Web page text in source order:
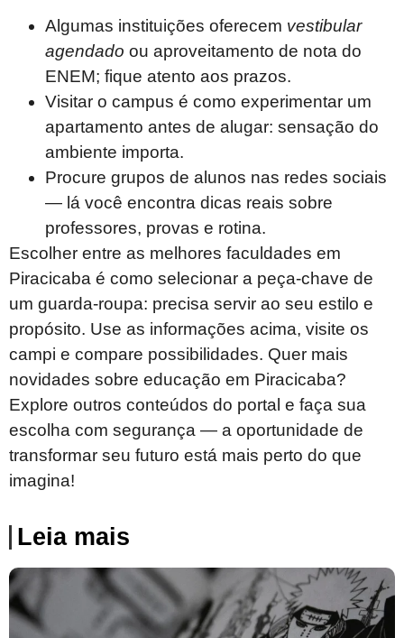
Algumas instituições oferecem vestibular
agendado ou aproveitamento de nota do
ENEM; fique atento aos prazos.
Visitar o campus é como experimentar um
apartamento antes de alugar: sensação do
ambiente importa.
Procure grupos de alunos nas redes sociais
— lá você encontra dicas reais sobre
professores, provas e rotina.
Escolher entre as melhores faculdades em
Piracicaba é como selecionar a peça-chave de
um guarda-roupa: precisa servir ao seu estilo e
propósito. Use as informações acima, visite os
campi e compare possibilidades. Quer mais
novidades sobre educação em Piracicaba?
Explore outros conteúdos do portal e faça sua
escolha com segurança — a oportunidade de
transformar seu futuro está mais perto do que
imagina!
Leia mais